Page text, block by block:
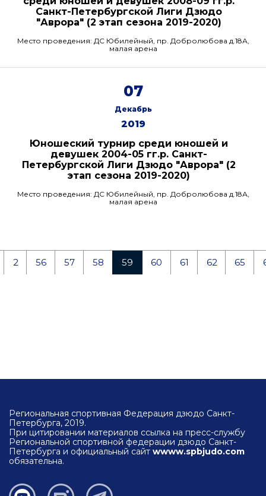
Санкт-Петербургской Лиги Дзюдо
"Аврора" (2 этап сезона 2019-2020)
Место проведения: ДС Юбилейный, пр. Добролюбова д.18А,
малая арена
07
Декабрь
2019
Юношеский турнир среди юношей и
девушек 2004-05 гг.р. Санкт-
Петербургской Лиги Дзюдо "Аврора" (2
этап сезона 2019-2020)
Место проведения: ДС Юбилейный, пр. Добролюбова д.18А,
малая арена
2 56 57 58 59 60 61 62 65
Региональная спортивная Федерация дзюдо Санкт-
Петербурга, 2019.
При цитировании материалов ссылка на пресс-службу
Региональной спортивной федерации дзюдо Санкт-
Петербурга и официальный сайт wwww.spbjudo.com
обязательна.